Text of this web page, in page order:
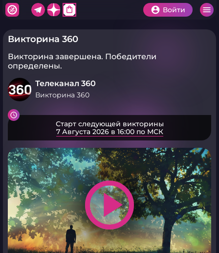
shopping_bag Войти
Викторина 360
Викторина завершена. Победители
определены.
Телеканал 360
Викторина 360
Старт следующей викторины
7 Августа 2026 в 16:00 по МСК
play_arrow